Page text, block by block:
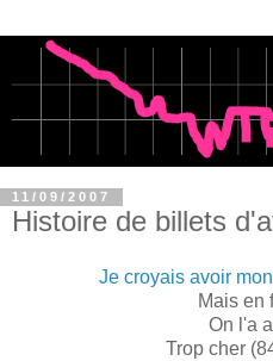
11/09/2007
Histoire de billets
Je croyais avoir
Mais en
On l'a
Trop cher